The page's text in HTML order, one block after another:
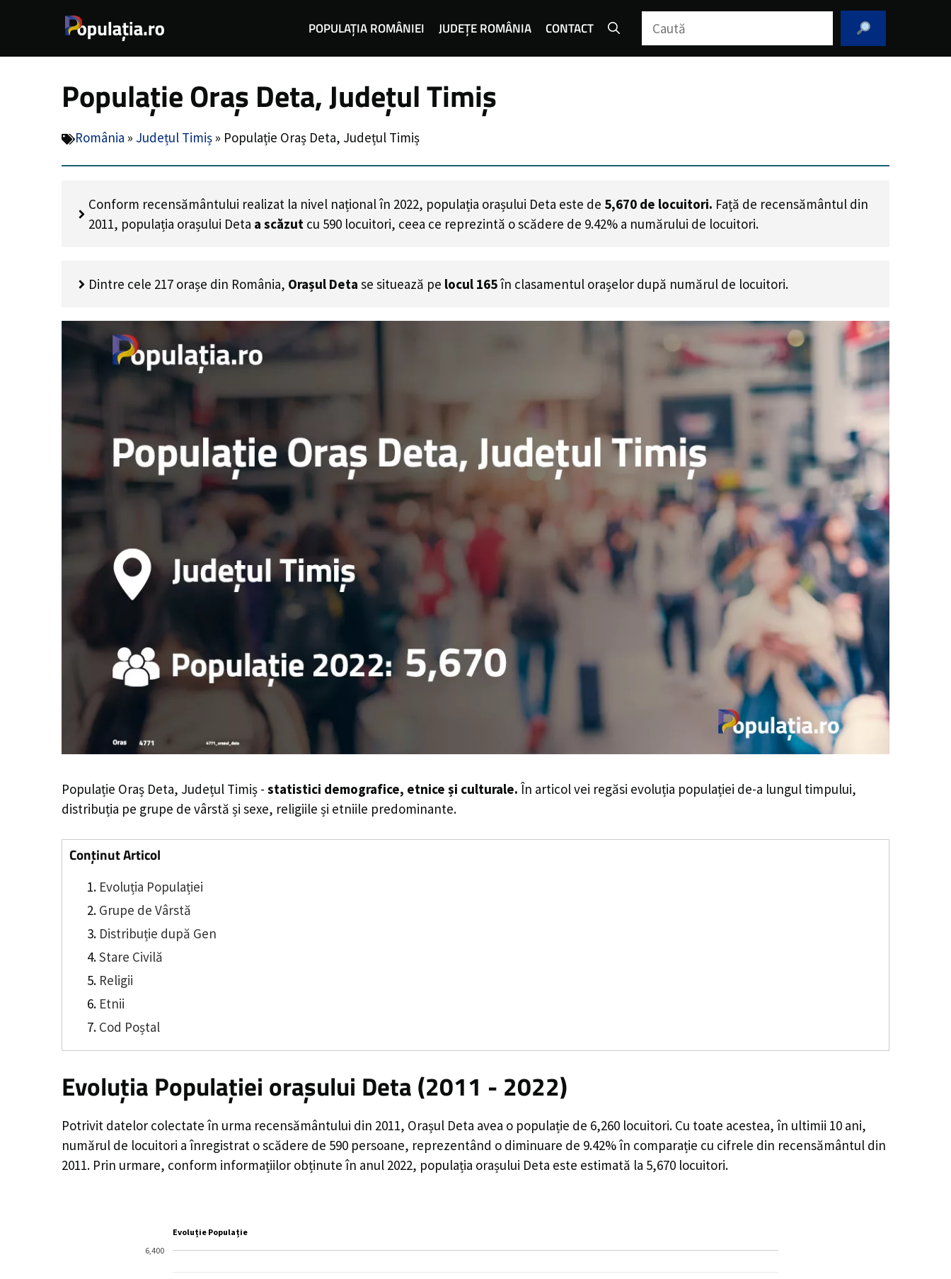
POPULAȚIA ROMÂNIEI JUDEȚE ROMÂNIA CONTACT Caută
Populație Oraș Deta, Județul Timiș
România » Județul Timiș » Populație Oraș Deta, Județul Timiș
Conform recensământului realizat la nivel național în 2022, populația orașului Deta este de 5,670 de locuitori. Față de recensământul din
2011, populația orașului Deta a scăzut cu 590 locuitori, ceea ce reprezintă o scădere de 9.42% a numărului de locuitori.
Dintre cele 217 orașe din România, Orașul Deta se situează pe locul 165în clasamentul orașelor după numărul de locuitori.
Populație Oraș Deta, Județul Timiș - statistici demografice, etnice și culturale. În articol vei regăsi evoluția populației de-a lungul timpului,
distribuția pe grupe de vârstă și sexe, religiile și etniile predominante.
Conținut Articol
Evoluția Populației
Grupe de Vârstă
Distribuție după Gen
Stare Civilă
Religii
Etnii
Cod Poștal
Evoluția Populației orașului Deta (2011 - 2022)
Potrivit datelor colectate în urma recensământului din 2011, Orașul Deta avea o populație de 6,260 locuitori. Cu toate acestea, în ultimii 10 ani,
numărul de locuitori a înregistrat oscădere de 590 persoane, reprezentând o diminuare de 9.42%în comparație cu cifrele din recensământul din
2011. Prin urmare, conform informațiilor obținute în anul 2022, populația orașului Deta este estimată la 5,670 locuitori.
Evoluție Populație
6,400